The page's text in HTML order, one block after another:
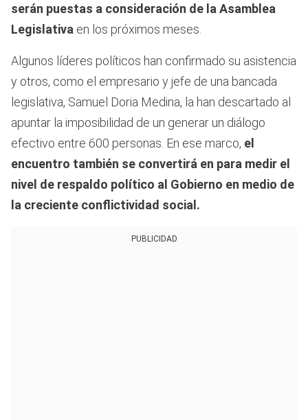
serán puestas a consideración de la Asamblea
Legislativa en los próximos meses.
Algunos líderes políticos han confirmado su asistencia
y otros, como el empresario y jefe de una bancada
legislativa, Samuel Doria Medina, la han descartado al
apuntar la imposibilidad de un generar un diálogo
efectivo entre 600 personas. En ese marco, el
encuentro también se convertirá en para medir el
nivel de respaldo político al Gobierno en medio de
la creciente conflictividad social.
PUBLICIDAD